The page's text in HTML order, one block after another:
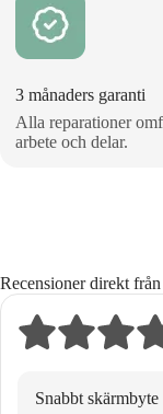
3 månaders garanti
Alla reparationer
arbete och delar.
Recensioner direkt
Snabbt skärmbyte